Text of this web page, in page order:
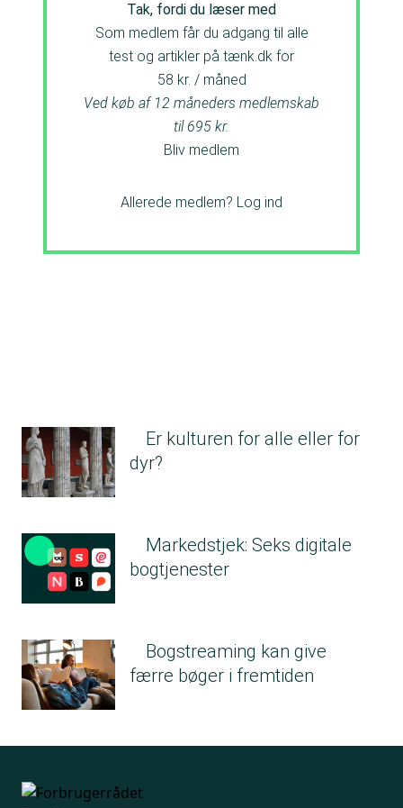
Tak, fordi du læser med
Som medlem får du adgang til alle
test og artikler på tænk.dk for
58 kr. / måned
Ved køb af 12 måneders medlemskab
til 695 kr.
Bliv medlem
Allerede medlem? Log ind
Er kulturen for alle eller for
dyr?
Markedstjek: Seks digitale
bogtjenester
Bogstreaming kan give
færre bøger i fremtiden